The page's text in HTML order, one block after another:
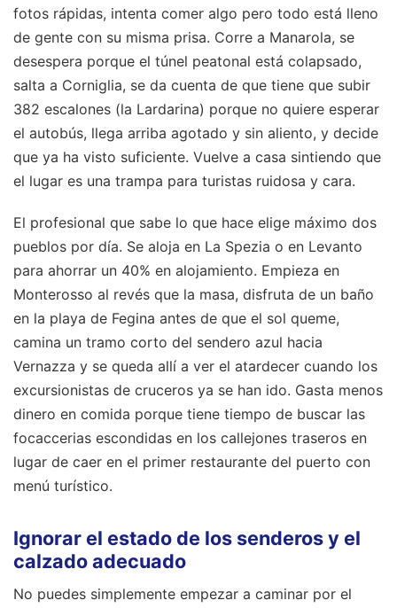
fotos rápidas, intenta comer algo pero todo está lleno
de gente con su misma prisa. Corre a Manarola, se
desespera porque el túnel peatonal está colapsado,
salta a Corniglia, se da cuenta de que tiene que subir
382 escalones (la Lardarina) porque no quiere esperar
el autobús, llega arriba agotado y sin aliento, y decide
que ya ha visto suficiente. Vuelve a casa sintiendo que
el lugar es una trampa para turistas ruidosa y cara.
El profesional que sabe lo que hace elige máximo dos
pueblos por día. Se aloja en La Spezia o en Levanto
para ahorrar un 40% en alojamiento. Empieza en
Monterosso al revés que la masa, disfruta de un baño
en la playa de Fegina antes de que el sol queme,
camina un tramo corto del sendero azul hacia
Vernazza y se queda allí a ver el atardecer cuando los
excursionistas de cruceros ya se han ido. Gasta menos
dinero en comida porque tiene tiempo de buscar las
focaccerias escondidas en los callejones traseros en
lugar de caer en el primer restaurante del puerto con
menú turístico.
Ignorar el estado de los senderos y el
calzado adecuado
No puedes simplemente empezar a caminar por el